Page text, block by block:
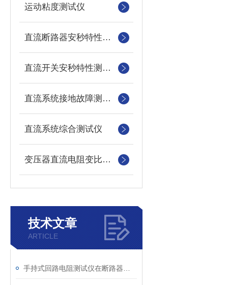
运动粘度测试仪
直流断路器安秒特性测试仪
直流开关安秒特性测试仪
直流系统接地故障测试仪
直流系统综合测试仪
变压器直流电阻变比测试仪
技术文章
ARTICLE